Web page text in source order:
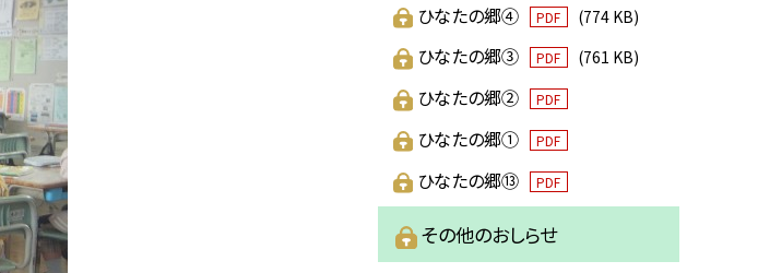
ひなたの郷④ PDF (774 KB)
ひなたの郷③ PDF (761 KB)
ひなたの郷② PDF
ひなたの郷① PDF
ひなたの郷⑬ PDF
その他のおしらせ